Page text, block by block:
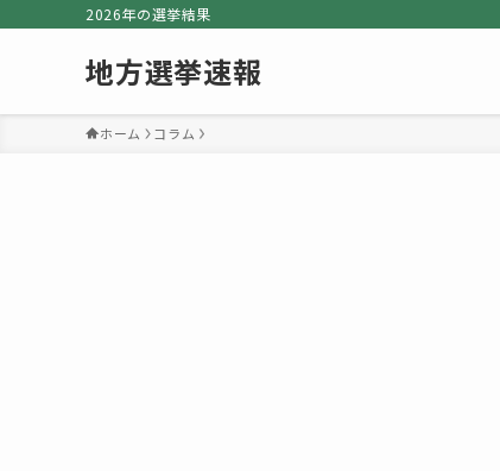
2026年の選挙結果
地方選挙速報
ホーム コラム